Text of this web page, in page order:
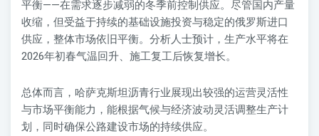
平衡——在需求逐步减弱的冬季前控制供应。尽管国内产量
收缩，但受益于持续的基础设施投资与稳定的俄罗斯进口
供应，整体市场依旧平衡。分析人士预计，生产水平将在
2026年初春气温回升、施工复工后恢复增长。
总体而言，哈萨克斯坦沥青行业展现出较强的运营灵活性
与市场平衡能力，能根据气候与经济波动灵活调整生产计
划，同时确保公路建设市场的持续供应。